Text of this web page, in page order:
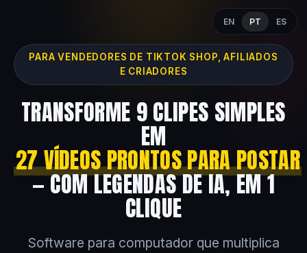
EN PT ES
PARA VENDEDORES DE TIKTOK SHOP, AFILIADOS
E CRIADORES
TRANSFORME 9 CLIPES SIMPLES
EM
27 VÍDEOS PRONTOS PARA POSTAR
— COM LEGENDAS DE IA, EM 1
CLIQUE
Software para computador que multiplica